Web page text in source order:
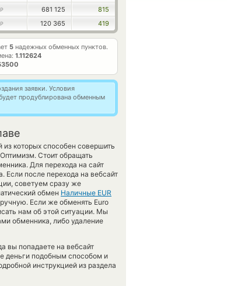
681 125
815
120 365 419
5 надежных обменных пунктов.
1.112624
заявки. Условия
продублирована обменным
которых способен совершить
Стоит обращать
Для перехода на сайт
Если после перехода на вебсайт
советуем сразу же
обмен Наличные EUR
Если же обменять Euro
нам об этой ситуации. Мы
обменника, либо удаление
вы попадаете на вебсайт
деньги подобным способом и
инструкцией из раздела